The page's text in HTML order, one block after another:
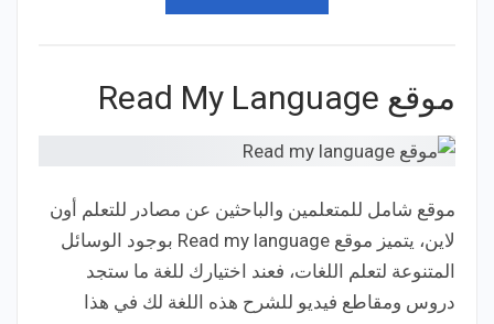
موقع Read My Language
موقع شامل للمتعلمين والباحثين عن مصادر للتعلم أون
لاين، يتميز موقع Read my language بوجود الوسائل
المتنوعة لتعلم اللغات، فعند اختيارك للغة ما ستجد
دروس ومقاطع فيديو للشرح هذه اللغة لك في هذا